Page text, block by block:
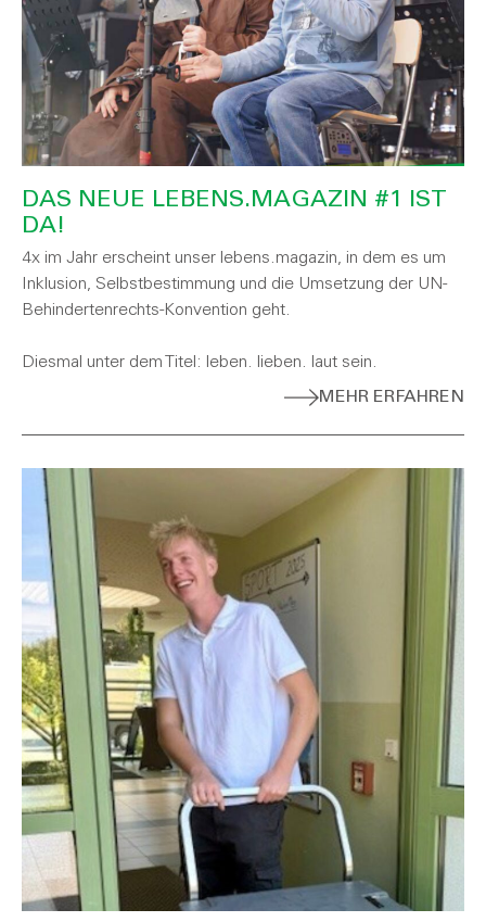
DAS NEUE LEBENS.MAGAZIN #1 IST
DA!
4x im Jahr erscheint unser lebens.magazin, in dem es um
Inklusion, Selbstbestimmung und die Umsetzung der UN-
Behindertenrechts-Konvention geht.
Diesmal unter dem Titel: leben. lieben. laut sein.
MEHR ERFAHREN